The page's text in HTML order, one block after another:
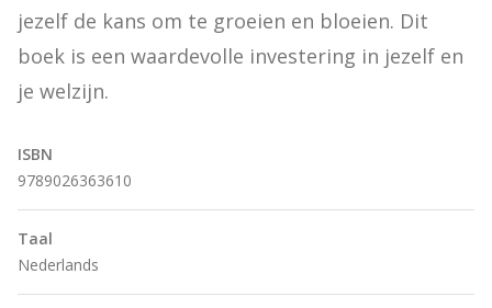
jezelf de kans om te groeien en bloeien. Dit
boek is een waardevolle investering in jezelf en
je welzijn.
ISBN
9789026363610
Taal
Nederlands